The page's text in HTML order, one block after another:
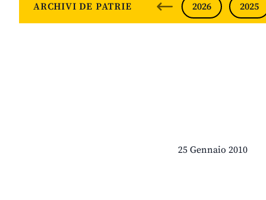
ARCHIVI DE PATRIE 2026 2025
25 Gennaio 2010